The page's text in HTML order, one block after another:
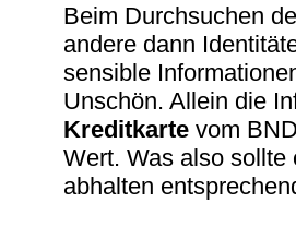
Beim Durchsuchen
andere dann
sensible
Unschön. Allein die
Kreditkartevom
Wert. Was also sollte
abhalten